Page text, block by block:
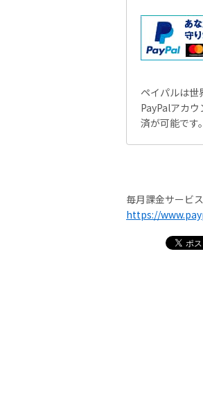
ペイパルは世
PayPalアカ
済が可能です
毎月課金サービ
https://